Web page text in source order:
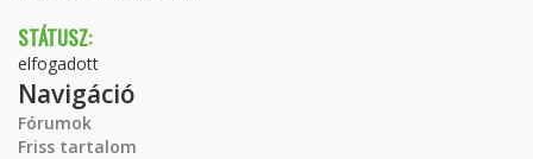
STÁTUSZ:
elfogadott
Navigáció
Fórumok
Friss tartalom